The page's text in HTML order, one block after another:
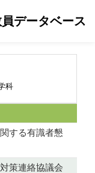
データベース
科
する有識者懇
策連絡協議会